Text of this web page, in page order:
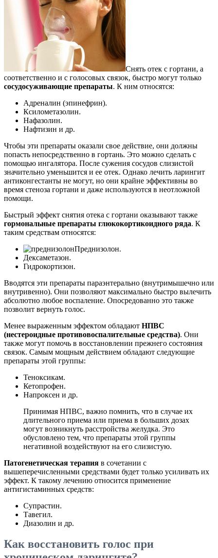
Снять отек с гортани, а
соответственно и с голосовых связок, быстро могут только
сосудосуживающие препараты. К ним относятся:
Адреналин (эпинефрин).
Ксилометазолин.
Нафазолин.
Нафтизин и др.
Чтобы эти препараты оказали свое действие, они должны
попасть непосредственно в гортань. Это можно сделать с
помощью ингалятора. После сужения сосудов слизистой
значительно уменьшится и ее отек. Однако лечить ларингит
антиконгестанты не могут, но они крайне эффективны во
время стеноза гортани и даже используются в неотложной
помощи.
Быстрый эффект снятия отека с гортани оказывают также
гормональные препараты глюкокортикоидного ряда. К
таким средствам относятся:
Преднизолон.
Дексаметазон.
Гидрокортизон.
Вводятся эти препараты параэнтерально (внутримышечно или
внутривенно). Они позволяют максимально быстро вылечить
абсолютно любое воспаление. Опосредованно это также
позволит вернуть голос.
Менее выраженным эффектом обладают НПВС
(нестероидные противовоспалительные средства). Они
также могут помочь в восстановлении прежнего состояния
связок. Самым мощным действием обладают следующие
препараты этой группы:
Теноксикам.
Кетопрофен.
Напроксен и др.
Принимая НПВС, важно помнить, что в случае их
длительного приема или приема в больших дозах
могут возникнуть расстройства желудка. Это
обусловлено тем, что препараты этой группы
негативной воздействуют на его слизистую.
Патогенетическая терапия в сочетании с
вышеперечисленными средствами будет только усиливать их
эффект. К такому лечению относится применение
антигистаминных средств:
Супрастин.
Тавегил.
Диазолин и др.
Как восстановить голос при